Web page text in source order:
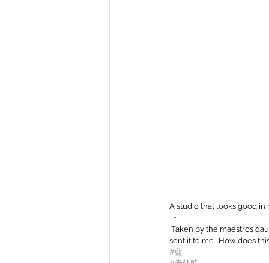
A studio that looks good
・
sent it to me.  How does
#藍